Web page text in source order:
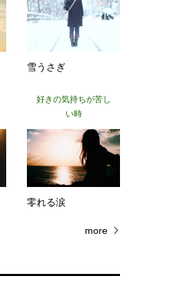
雪うさぎ
好きの気持ちが苦し
い時
零れる涙
more